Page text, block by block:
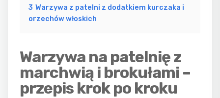
3 Warzywa z patelni z dodatkiem kurczaka i
orzechów włoskich
Warzywa na patelnię z
marchwią i brokułami –
przepis krok po kroku